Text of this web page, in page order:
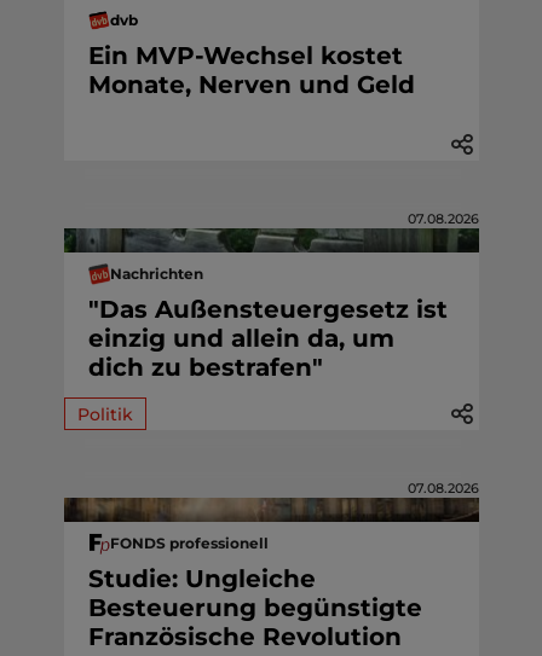
dvb
Ein MVP-Wechsel kostet
Monate, Nerven und Geld
07.08.2026
Nachrichten
"Das Außensteuergesetz ist
einzig und allein da, um
dich zu bestrafen"
Politik
07.08.2026
FONDS professionell
Studie: Ungleiche
Besteuerung begünstigte
Französische Revolution